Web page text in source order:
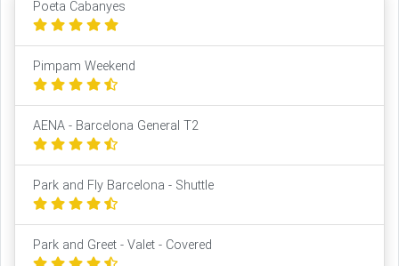
Poeta Cabanyes
Pimpam Weekend
AENA - Barcelona General T2
Park and Fly Barcelona - Shuttle
Park and Greet - Valet - Covered